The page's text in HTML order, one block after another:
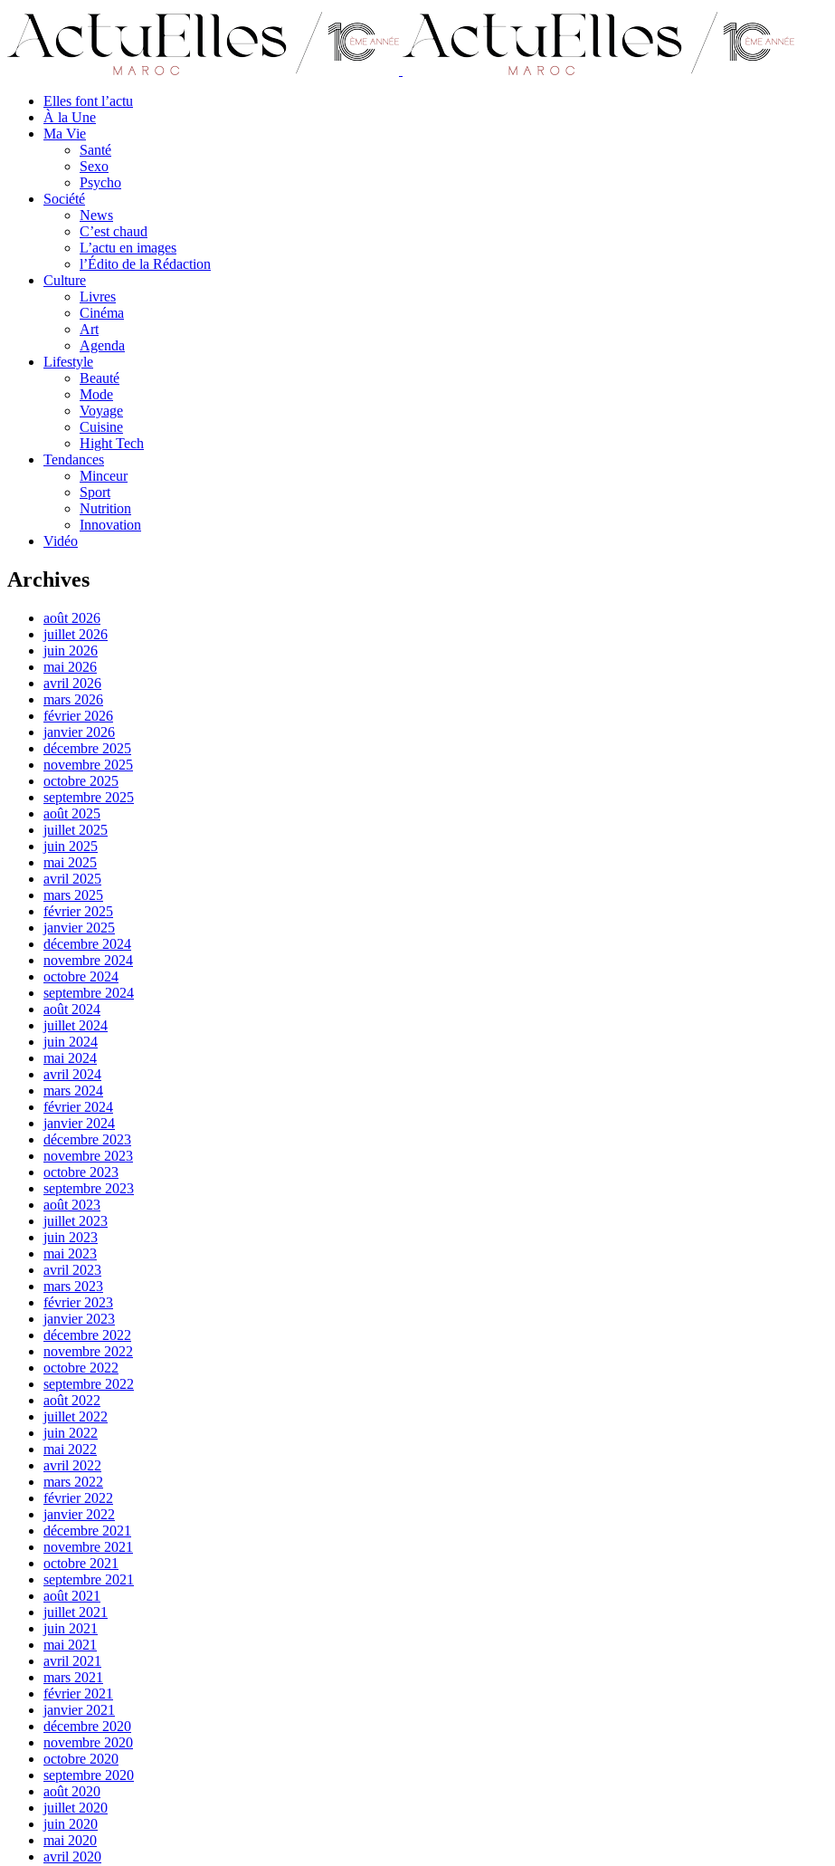
Elles font l’actu
À la Une
Ma Vie
Santé
Sexo
Psycho
Société
News
C’est chaud
L’actu en images
l’Édito de la Rédaction
Culture
Livres
Cinéma
Art
Agenda
Lifestyle
Beauté
Mode
Voyage
Cuisine
Hight Tech
Tendances
Minceur
Sport
Nutrition
Innovation
Vidéo
Archives
août 2026
juillet 2026
juin 2026
mai 2026
avril 2026
mars 2026
février 2026
janvier 2026
décembre 2025
novembre 2025
octobre 2025
septembre 2025
août 2025
juillet 2025
juin 2025
mai 2025
avril 2025
mars 2025
février 2025
janvier 2025
décembre 2024
novembre 2024
octobre 2024
septembre 2024
août 2024
juillet 2024
juin 2024
mai 2024
avril 2024
mars 2024
février 2024
janvier 2024
décembre 2023
novembre 2023
octobre 2023
septembre 2023
août 2023
juillet 2023
juin 2023
mai 2023
avril 2023
mars 2023
février 2023
janvier 2023
décembre 2022
novembre 2022
octobre 2022
septembre 2022
août 2022
juillet 2022
juin 2022
mai 2022
avril 2022
mars 2022
février 2022
janvier 2022
décembre 2021
novembre 2021
octobre 2021
septembre 2021
août 2021
juillet 2021
juin 2021
mai 2021
avril 2021
mars 2021
février 2021
janvier 2021
décembre 2020
novembre 2020
octobre 2020
septembre 2020
août 2020
juillet 2020
juin 2020
mai 2020
avril 2020